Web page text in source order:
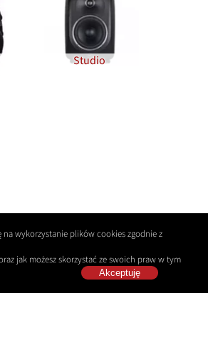
Studio
wykorzystanie plików cookies zgodnie z
jak możesz skorzystać ze swoich praw w tym
Akceptuję